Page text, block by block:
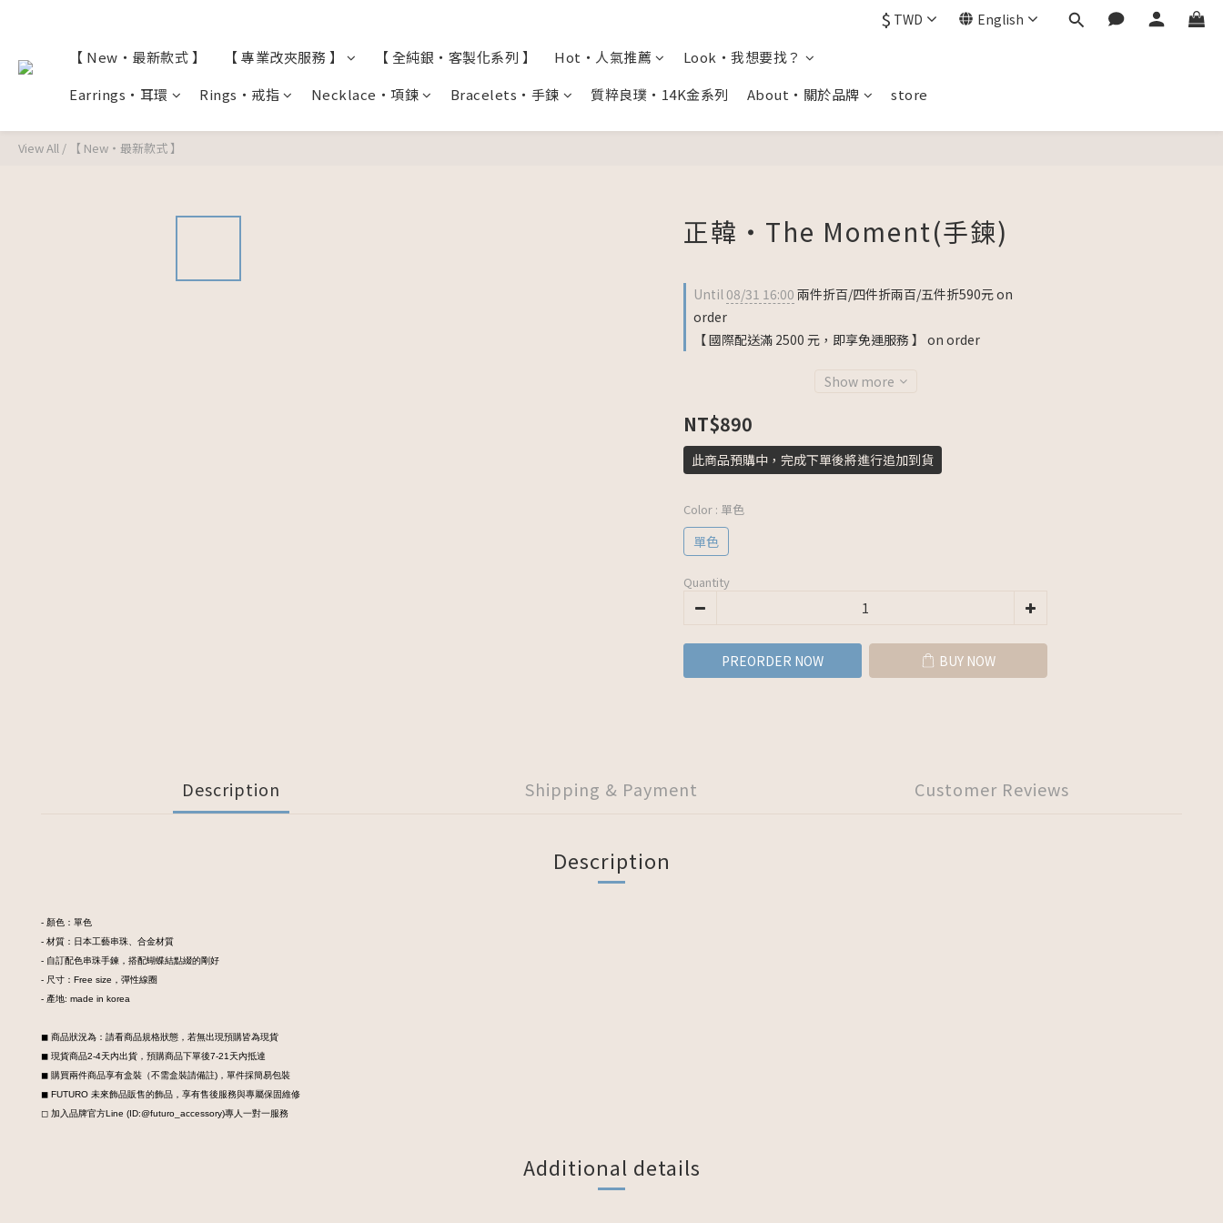
$ TWD English
【 New・最新款式 】 【 專業改夾服務 】 【 全純銀・客製化系列 】 Hot・人氣推薦
Look・我想要找？
Earrings・耳環
Rings・戒指 Necklace・項鍊 Bracelets・手鍊 質粹良璞・14K金系列 About・關於品牌 store
View All / 【 New・最新款式 】
正韓・The Moment(手鍊)
Until 08/31 16:00 兩件折百/四件折兩百/五件折590元 on
order
【 國際配送滿 2500 元，即享免運服務 】 on order
Show more
NT$890
此商品預購中，完成下單後將進行追加到貨
Color : 單色
單色
Quantity
PREORDER NOW BUY NOW
Description Shipping & Payment Customer Reviews
Description
- 顏色：單色
- 材質：日本工藝串珠、合金材質
- 自訂配色串珠手鍊，搭配蝴蝶結點綴的剛好
- 尺寸：Free size，彈性線圈
- 產地: made in korea
◼︎ 商品狀況為：請看商品規格狀態，若無出現預購皆為現貨
◼︎ 現貨商品2-4天內出貨，預購商品下單後7-21天內抵達
◼︎ 購買兩件商品享有盒裝 （不需盒裝請備註)， 單件採簡易包裝
◼︎ FUTURO 未來飾品販售的飾品，享有售後服務與專屬保固維修
◻︎ 加入品牌官方Line (ID:@futuro_accessory)專人一對一服務
Additional details